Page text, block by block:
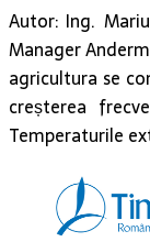
Autor: Ing.
Manager
agricultura se
creșterea
Temperaturile